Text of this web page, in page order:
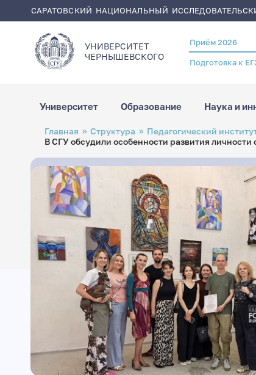
САРАТОВСКИЙ НАЦИОНАЛЬНЫЙ
УНИВЕРСИТЕТ
ЧЕРНЫШЕВСКОГO
Header
menu
Приём 2026
Подготовка к
Университет Образование Наука и
Строка
навигации
Главная Структура Педагогический
В СГУ обсудили особенности развития